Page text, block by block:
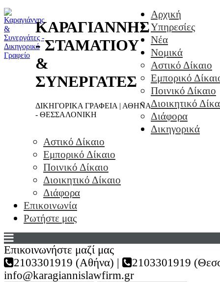
ΚΑΡΑΓΙΑΝΝΗΣ
- ΣΤΑΜΑΤΙΟΥ
&
ΣΥΝΕΡΓΑΤΕΣ
ΔΙΚΗΓΟΡΙΚΑ ΓΡΑΦΕΙΑ | ΑΘΗΝΑ
- ΘΕΣΣΑΛΟΝΙΚΗ
Αρχική
Υπηρεσίες
Νέα
Νομικά
Αστικό Δίκαιο
Εμπορικό
Ποινικό Δίκαιο
Διοικητικό
Διάφορα
Δικηγορικά
Αστικό Δίκαιο
Εμπορικό Δίκαιο
Ποινικό Δίκαιο
Διοικητικό Δίκαιο
Διάφορα
Επικοινωνία
Ρωτήστε μας
Επικοινωνήστε μαζί μας
2103301919 (Αθήνα) |
2103301919
info@karagiannislawfirm.gr